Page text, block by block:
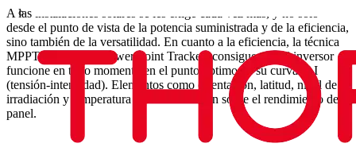
A las instalaciones solares se les exige cada vez más, y no solo
desde el punto de vista de la potencia suministrada y de la eficiencia,
sino también de la versatilidad. En cuanto a la eficiencia, la técnica
MPPT (Maximum Power Point Tracker) consigue que el inversor
funcione en todo momento en el punto óptimo de su curva V-I
(tensión-intensidad). Elementos como orientación, latitud, nivel de
irradiación y temperatura también influyen sobre el rendimiento del
panel.